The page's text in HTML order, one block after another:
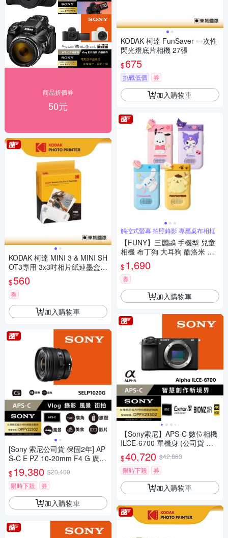
商品折價券
50元
KODAK 柯達 MINI 3 & MINI SH
OT3專用 3x3吋相片紙連墨盒(3
0張) 公司貨
$560
券
加入購物車
[Sony 索尼公司貨 保固2年] AP
S-C E PZ 10-20mm F4 G 廣角
電動變焦鏡 SELP1020G
$19,380 $20,400
限時下殺
券
加入購物車
KODAK 柯達 FunSaver 一次性
閃光燈底片相機 27張
$675
挑戰低價 券
加入購物車
觸控式螢幕 拍照錄影 專屬桌布相框
【FUNY】三麗鷗 手機型 兒童
相機 布丁狗 大耳狗 酷洛米 帕
恰狗
$1,690
券
加入購物車
【Sony索尼】APS-C 數位相機
ILCE-6700 單機身 (公司貨 保
固18+6個月)
$40,720 $42,863
限時下殺
券
加入購物車